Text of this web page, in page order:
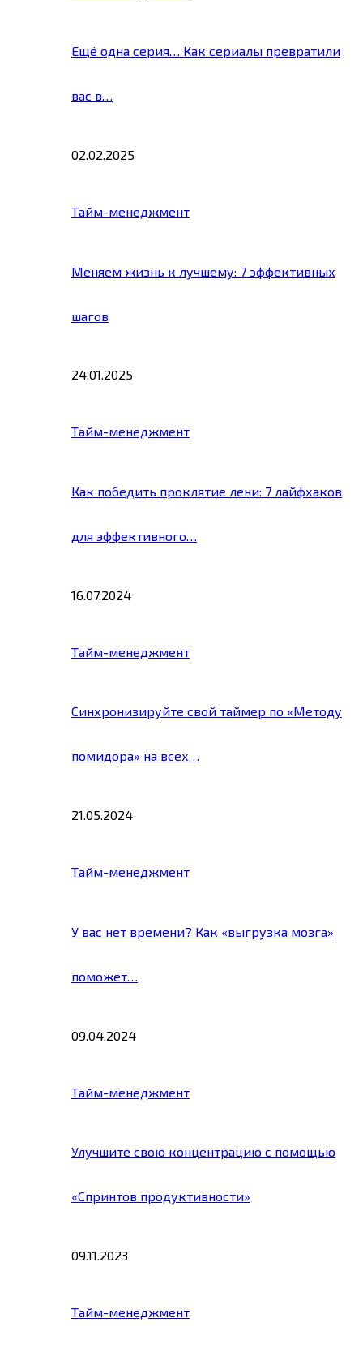
Ещё одна серия… Как сериалы превратили
вас в…
02.02.2025
Тайм-менеджмент
Меняем жизнь к лучшему: 7 эффективных
шагов
24.01.2025
Тайм-менеджмент
Как победить проклятие лени: 7 лайфхаков
для эффективного…
16.07.2024
Тайм-менеджмент
Синхронизируйте свой таймер по «Методу
помидора» на всех…
21.05.2024
Тайм-менеджмент
У вас нет времени? Как «выгрузка мозга»
поможет…
09.04.2024
Тайм-менеджмент
Улучшите свою концентрацию с помощью
«Спринтов продуктивности»
09.11.2023
Тайм-менеджмент